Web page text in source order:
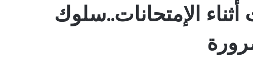
أثناء الإمتحانات..سلوك